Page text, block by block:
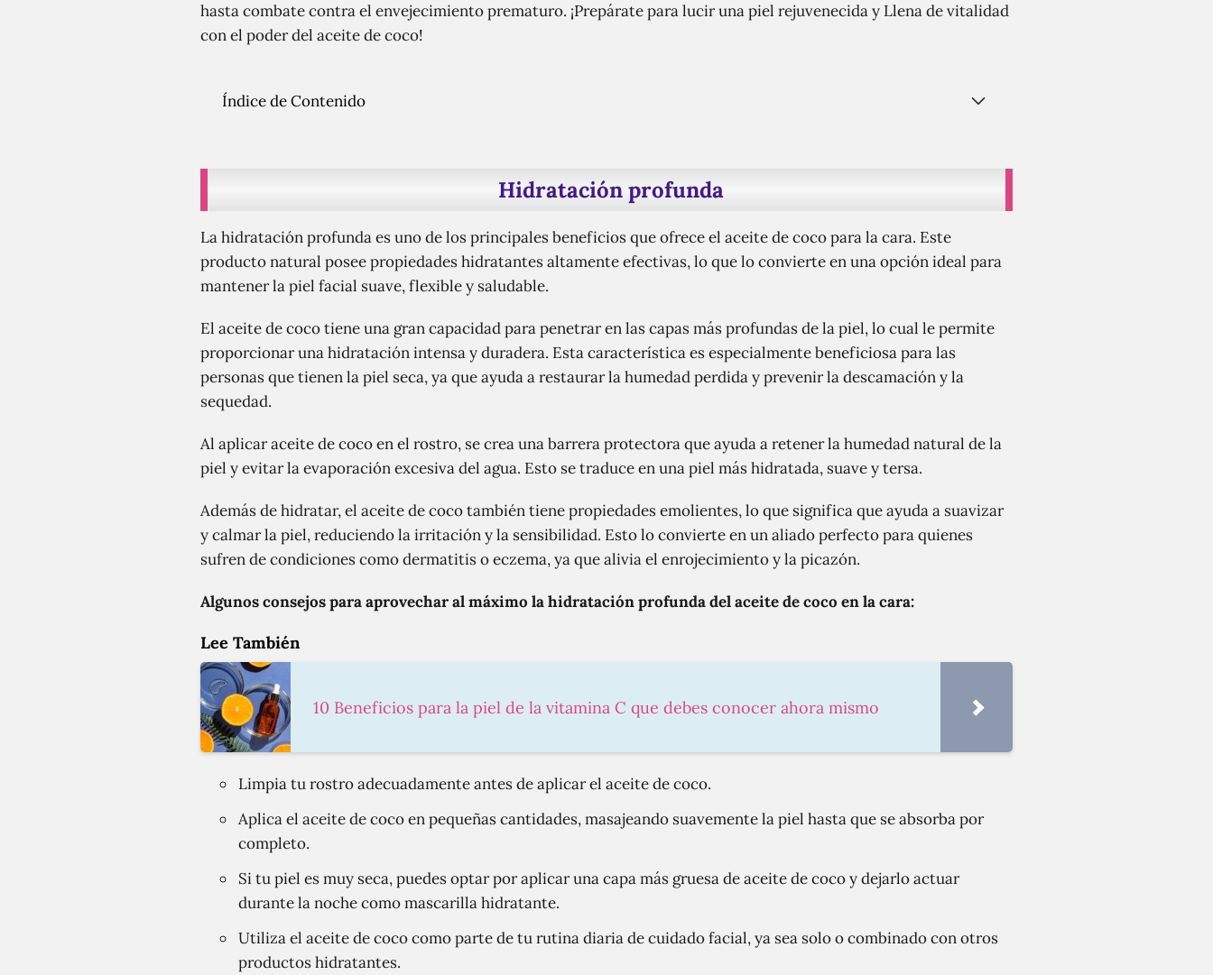
hasta combate contra el envejecimiento prematuro. ¡Prepárate para lucir una piel rejuvenecida y Llena de vitalidad
con el poder del aceite de coco!
Índice de Contenido
Hidratación profunda
La hidratación profunda es uno de los principales beneficios que ofrece el aceite de coco para la cara. Este
producto natural posee propiedades hidratantes altamente efectivas, lo que lo convierte en una opción ideal para
mantener la piel facial suave, flexible y saludable.
El aceite de coco tiene una gran capacidad para penetrar en las capas más profundas de la piel, lo cual le permite
proporcionar una hidratación intensa y duradera. Esta característica es especialmente beneficiosa para las
personas que tienen la piel seca, ya que ayuda a restaurar la humedad perdida y prevenir la descamación y la
sequedad.
Al aplicar aceite de coco en el rostro, se crea una barrera protectora que ayuda a retener la humedad natural de la
piel y evitar la evaporación excesiva del agua. Esto se traduce en una piel más hidratada, suave y tersa.
Además de hidratar, el aceite de coco también tiene propiedades emolientes, lo que significa que ayuda a suavizar
y calmar la piel, reduciendo la irritación y la sensibilidad. Esto lo convierte en un aliado perfecto para quienes
sufren de condiciones como dermatitis o eczema, ya que alivia el enrojecimiento y la picazón.
Algunos consejos para aprovechar al máximo la hidratación profunda del aceite de coco en la cara:
Lee También
10 Beneficios para la piel de la vitamina C que debes conocer ahora mismo
Limpia tu rostro adecuadamente antes de aplicar el aceite de coco.
Aplica el aceite de coco en pequeñas cantidades, masajeando suavemente la piel hasta que se absorba por
completo.
Si tu piel es muy seca, puedes optar por aplicar una capa más gruesa de aceite de coco y dejarlo actuar
durante la noche como mascarilla hidratante.
Utiliza el aceite de coco como parte de tu rutina diaria de cuidado facial, ya sea solo o combinado con otros
productos hidratantes.